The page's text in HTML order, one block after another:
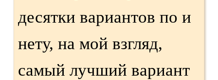
десятки вариантов по и
нету, на мой взгляд,
самый лучший вариант